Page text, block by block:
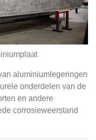
aluminiumlegeringen
onderdelen van de
en andere
corrosieweerstand